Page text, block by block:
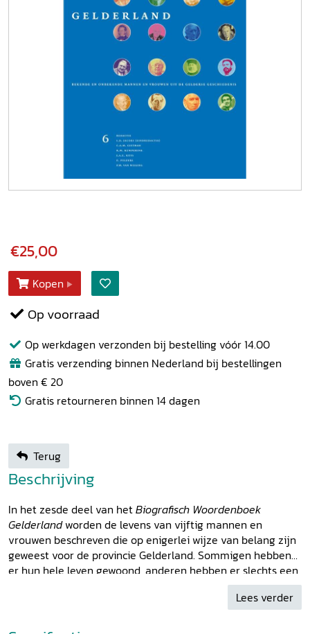
€25,00
Kopen
Op voorraad
Op werkdagen verzonden bij bestelling vóór 14.00
Gratis verzending binnen Nederland bij bestellingen
boven € 20
Gratis retourneren binnen 14 dagen
Terug
Beschrijving
In het zesde deel van hetBiografisch Woordenboek
Gelderlandworden de levens van vijftig mannen en
vrouwen beschreven die op enigerlei wijze van belang zijn
geweest voor de provincie Gelderland. Sommigen hebben
er hun hele leven gewoond, anderen hebben er slechts een
korte maar essentiële periode doorgebracht. Dit deel is
geheel gewijd aan personen uit de negentiende enLees verder